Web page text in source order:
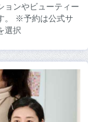
ョンやビューティー
。 ※予約は公式サ
選択